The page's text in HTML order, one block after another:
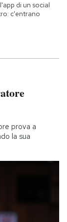
di un social
c'entrano
prova a
la sua